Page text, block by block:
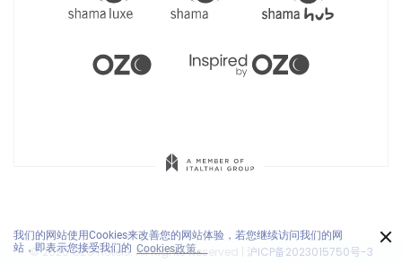
我们的网站使用Cookies来改善您的网站体验，若您继续访问我们的网
站，即表示您接受我们的 Cookies政策。 ×
© 2026 OZO Hotels. All Rights Reserved 沪ICP备2023015750号-3